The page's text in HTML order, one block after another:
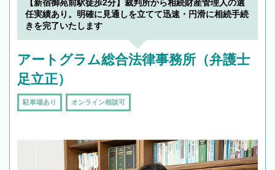
【新宿御苑前駅徒歩2分】裁判所から相続財産管理人の選
任実績あり。明確に見通しを立てて迅速・円滑に相続手続
きを完了いたします
アートグラム総合法律事務所（弁護士
足立正）
駐車場あり オンライン相談可